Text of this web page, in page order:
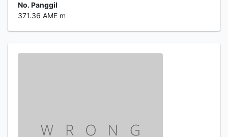
No. Panggil
371.36 AME m